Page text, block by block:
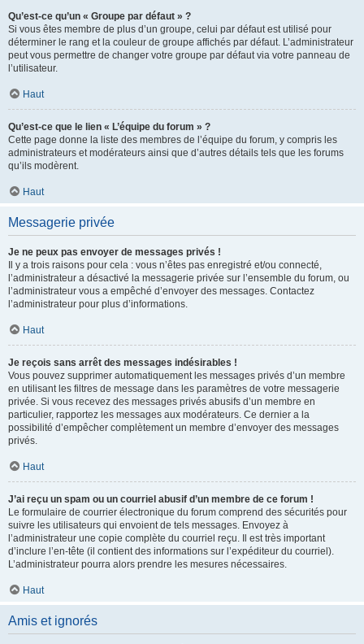
Qu’est-ce qu’un « Groupe par défaut » ?
Si vous êtes membre de plus d’un groupe, celui par défaut est utilisé pour
déterminer le rang et la couleur de groupe affichés par défaut. L’administrateur
peut vous permettre de changer votre groupe par défaut via votre panneau de
l’utilisateur.
Haut
Qu’est-ce que le lien « L’équipe du forum » ?
Cette page donne la liste des membres de l’équipe du forum, y compris les
administrateurs et modérateurs ainsi que d’autres détails tels que les forums
qu’ils modèrent.
Haut
Messagerie privée
Je ne peux pas envoyer de messages privés !
Il y a trois raisons pour cela : vous n’êtes pas enregistré et/ou connecté,
l’administrateur a désactivé la messagerie privée sur l’ensemble du forum, ou
l’administrateur vous a empêché d’envoyer des messages. Contactez
l’administrateur pour plus d’informations.
Haut
Je reçois sans arrêt des messages indésirables !
Vous pouvez supprimer automatiquement les messages privés d’un membre
en utilisant les filtres de message dans les paramètres de votre messagerie
privée. Si vous recevez des messages privés abusifs d’un membre en
particulier, rapportez les messages aux modérateurs. Ce dernier a la
possibilité d’empêcher complètement un membre d’envoyer des messages
privés.
Haut
J’ai reçu un spam ou un courriel abusif d’un membre de ce forum !
Le formulaire de courrier électronique du forum comprend des sécurités pour
suivre les utilisateurs qui envoient de tels messages. Envoyez à
l’administrateur une copie complète du courriel reçu. Il est très important
d’inclure l’en-tête (il contient des informations sur l’expéditeur du courriel).
L’administrateur pourra alors prendre les mesures nécessaires.
Haut
Amis et ignorés